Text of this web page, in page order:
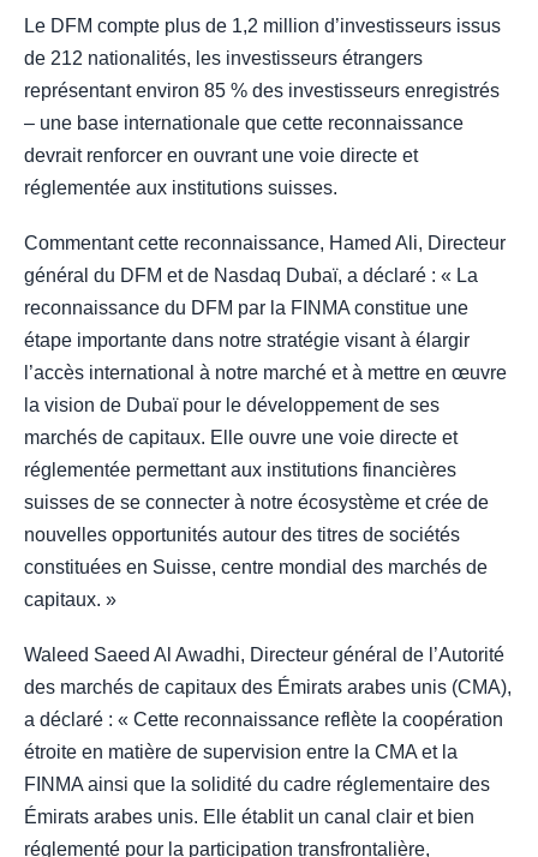
Le DFM compte plus de 1,2 million d’investisseurs issus
de 212 nationalités, les investisseurs étrangers
représentant environ 85 % des investisseurs enregistrés
– une base internationale que cette reconnaissance
devrait renforcer en ouvrant une voie directe et
réglementée aux institutions suisses.
Commentant cette reconnaissance, Hamed Ali, Directeur
général du DFM et de Nasdaq Dubaï, a déclaré : « La
reconnaissance du DFM par la FINMA constitue une
étape importante dans notre stratégie visant à élargir
l’accès international à notre marché et à mettre en œuvre
la vision de Dubaï pour le développement de ses
marchés de capitaux. Elle ouvre une voie directe et
réglementée permettant aux institutions financières
suisses de se connecter à notre écosystème et crée de
nouvelles opportunités autour des titres de sociétés
constituées en Suisse, centre mondial des marchés de
capitaux. »
Waleed Saeed Al Awadhi, Directeur général de l’Autorité
des marchés de capitaux des Émirats arabes unis (CMA),
a déclaré : « Cette reconnaissance reflète la coopération
étroite en matière de supervision entre la CMA et la
FINMA ainsi que la solidité du cadre réglementaire des
Émirats arabes unis. Elle établit un canal clair et bien
réglementé pour la participation transfrontalière,